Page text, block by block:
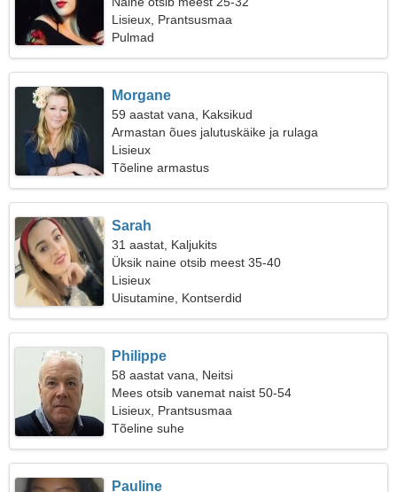
Lisieux, Prantsusmaa
Pulmad
Morgane
59 aastat vana, Kaksikud
Armastan õues jalutuskäike ja rulaga
Lisieux
Tõeline armastus
Sarah
31 aastat, Kaljukits
Üksik naine otsib meest 35-40
Lisieux
Uisutamine, Kontserdid
Philippe
58 aastat vana, Neitsi
Mees otsib vanemat naist 50-54
Lisieux, Prantsusmaa
Tõeline suhe
Pauline